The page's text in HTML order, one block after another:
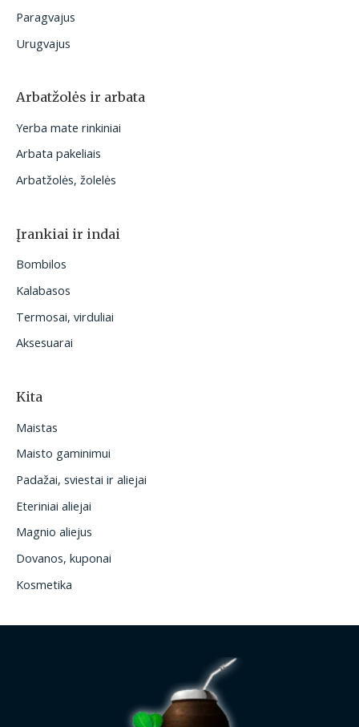
Paragvajus
Urugvajus
Arbatžolės ir arbata
Yerba mate rinkiniai
Arbata pakeliais
Arbatžolės, žolelės
Įrankiai ir indai
Bombilos
Kalabasos
Termosai, virduliai
Aksesuarai
Kita
Maistas
Maisto gaminimui
Padažai, sviestai ir aliejai
Eteriniai aliejai
Magnio aliejus
Dovanos, kuponai
Kosmetika